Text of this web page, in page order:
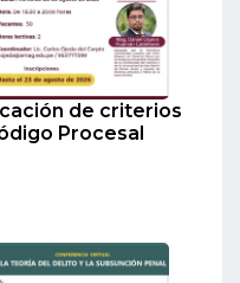
de criterios
Procesal